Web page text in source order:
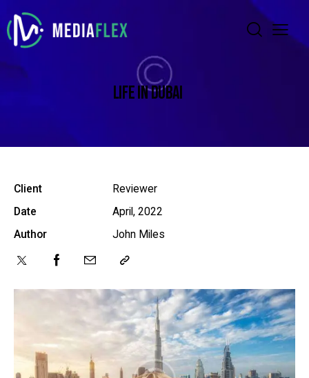
LIFE IN DUBAI
Client
Reviewer
Date
April, 2022
Author
John Miles